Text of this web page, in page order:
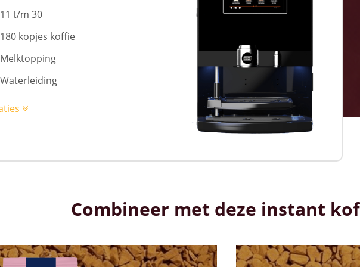
11 t/m 30
180 kopjes koffie
Melktopping
Waterleiding
Combineer met deze instant